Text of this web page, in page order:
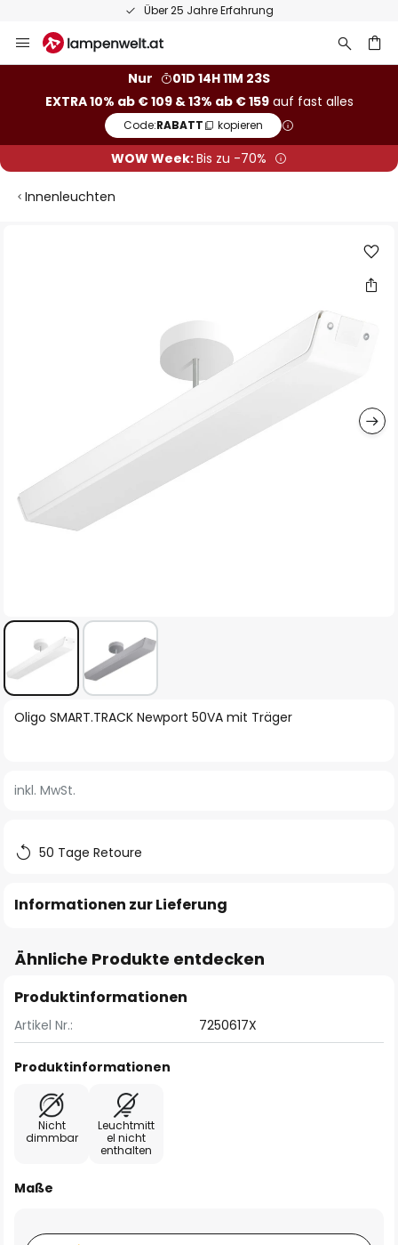
Über 25 Jahre Erfahrung
Inhalt
Nur
01D 14H 11M 23S
EXTRA 10% ab € 109 & 13% ab € 159auf fast alles
Code:RABATT kopieren
WOW Week:Bis zu -70%
Innenleuchten
Zum
Anfang
springen
Oligo SMART.TRACK Newport 50VA mit Träger
inkl. MwSt.
50 Tage Retoure
Informationen zur Lieferung
Ähnliche Produkte entdecken
Produktinformationen
Artikel Nr.: 7250617X
Produktinformationen
Nicht
dimmbar
Leuchtmitt
el nicht
enthalten
Maße